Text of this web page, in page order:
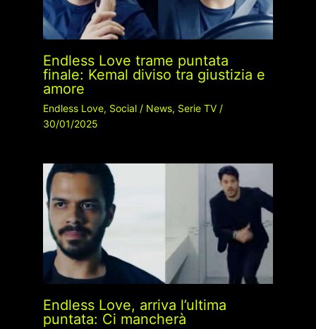
Endless Love trame puntata
finale: Kemal diviso tra giustizia e
amore
Endless Love, Social/ News, Serie TV/
30/01/2025
Endless Love, arriva l’ultima
puntata: Ci mancherà